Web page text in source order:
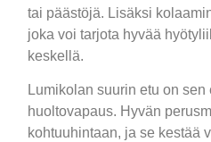
tai päästöjä. Lisäksi
joka voi tarjota hyvää
keskellä.
Lumikolan suurin etu on
huoltovapaus. Hyvän
kohtuuhintaan, ja se kestää